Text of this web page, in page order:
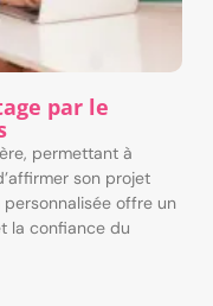
par le
permettant à
son projet
offre un
la confiance du